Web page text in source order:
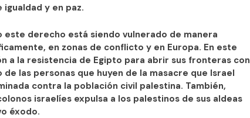
y en paz.
este derecho está siendo vulnerado de manera
en zonas de conflicto y en Europa. En este
a la resistencia de Egipto para abrir sus fronteras con
las personas que huyen de la masacre que Israel
contra la población civil palestina. También,
israelíes expulsa a los palestinos de sus aldeas
éxodo.